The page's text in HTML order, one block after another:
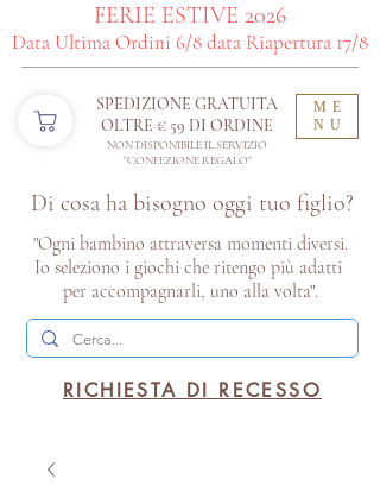
ME
NU
Di cosa ha bisogno oggi tuo figlio?
SPEDIZIONE GRATUITA
OLTRE € 59 DI ORDINE​
NON DISPONIBILE IL SERVIZIO
"CONFEZIONE REGALO"
"Ogni bambino attraversa momenti diversi.
Io seleziono i giochi che ritengo più adatti
per accompagnarli, uno alla volta".
RICHIESTA DI RECESSO
FERIE ESTIVE 2026
Data Ultima Ordini 6/8 data Riapertura 17/8